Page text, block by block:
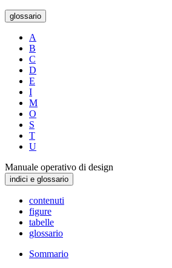
glossario
A
B
C
D
E
I
M
O
S
T
U
Manuale operativo di design
indici e glossario
contenuti
figure
tabelle
glossario
Sommario